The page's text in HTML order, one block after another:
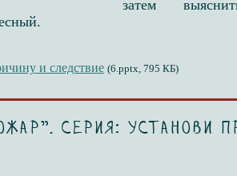
затем
и следствие (6.pptx, 795 КБ)
Серия: Установи